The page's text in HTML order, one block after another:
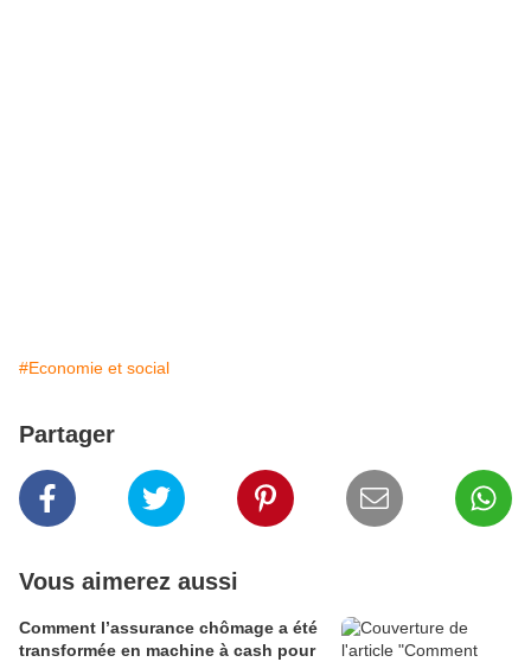
#Economie et social
Partager
Vous aimerez aussi
Comment l’assurance chômage a été
transformée en machine à cash pour